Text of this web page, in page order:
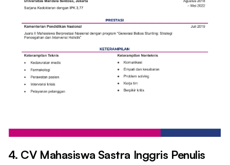
4. CV Mahasiswa Sastra Inggris Penulis